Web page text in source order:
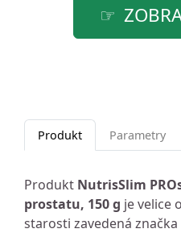
Produkt Parametry
Produkt NutrisSlim
prostatu, 150 g je velice
starosti zavedená